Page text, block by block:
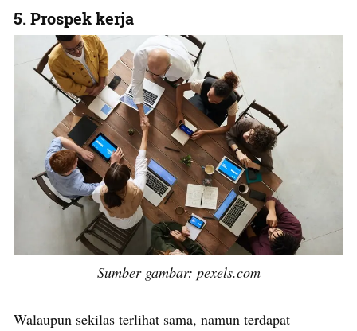
5. Prospek kerja
Sumber gambar: pexels.com
Walaupun sekilas terlihat sama, namun terdapat